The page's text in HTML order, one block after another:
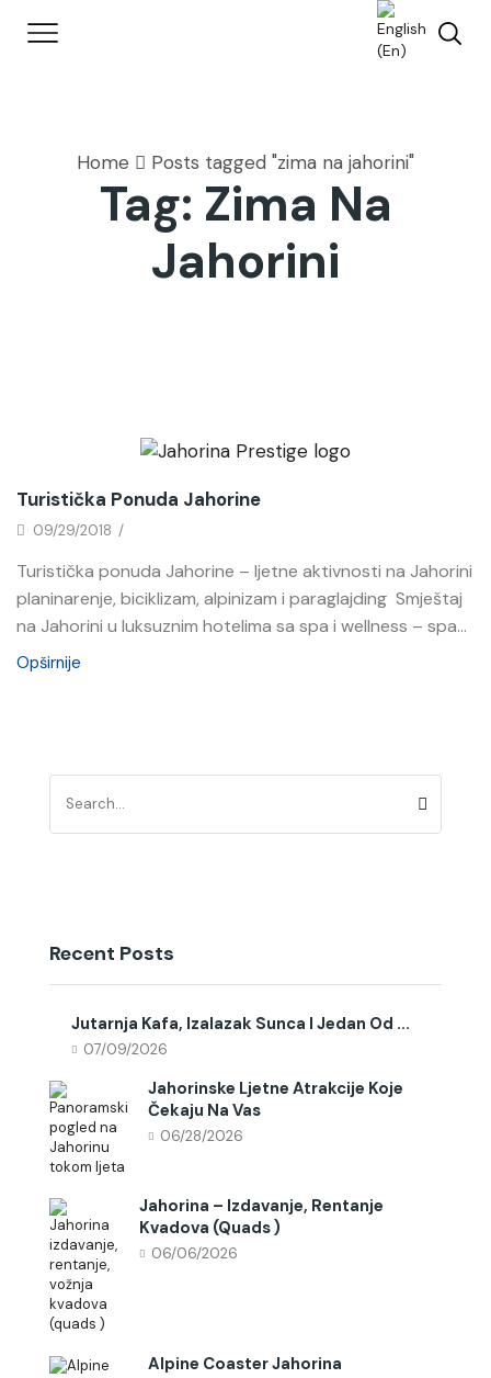
Home Posts tagged "zima na jahorini"
Tag: Zima Na
Jahorini
Turistička Ponuda Jahorine
09/29/2018 /
Turistička ponuda Jahorine – ljetne aktivnosti na Jahorini
planinarenje, biciklizam, alpinizam i paraglajding Smještaj
na Jahorini u luksuznim hotelima sa spa i wellness – spa...
Opširnije
Recent Posts
Jutarnja Kafa, Izalazak Sunca I Jedan Od ...
07/09/2026
Jahorinske Ljetne Atrakcije Koje
Čekaju Na Vas
06/28/2026
Jahorina – Izdavanje, Rentanje
Kvadova (quads )
06/06/2026
Alpine Coaster Jahorina